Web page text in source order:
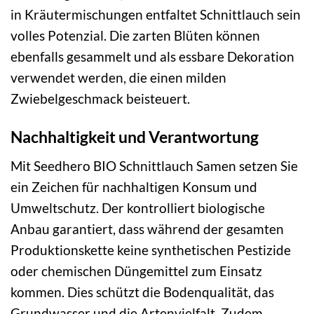
in Kräutermischungen entfaltet Schnittlauch sein
volles Potenzial. Die zarten Blüten können
ebenfalls gesammelt und als essbare Dekoration
verwendet werden, die einen milden
Zwiebelgeschmack beisteuert.
Nachhaltigkeit und Verantwortung
Mit Seedhero BIO Schnittlauch Samen setzen Sie
ein Zeichen für nachhaltigen Konsum und
Umweltschutz. Der kontrolliert biologische
Anbau garantiert, dass während der gesamten
Produktionskette keine synthetischen Pestizide
oder chemischen Düngemittel zum Einsatz
kommen. Dies schützt die Bodenqualität, das